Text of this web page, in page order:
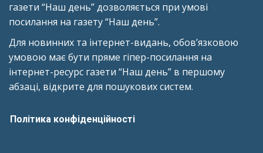
газети “Наш день” дозволяється при умові
посилання на газету “Наш день”.
Для новинних та інтернет-видань, обов’язковою
умовою має бути пряме гіпер-посилання на
інтернет-ресурс газети “Наш день” в першому
абзаці, відкрите для пошукових систем.
Політика конфіденційності